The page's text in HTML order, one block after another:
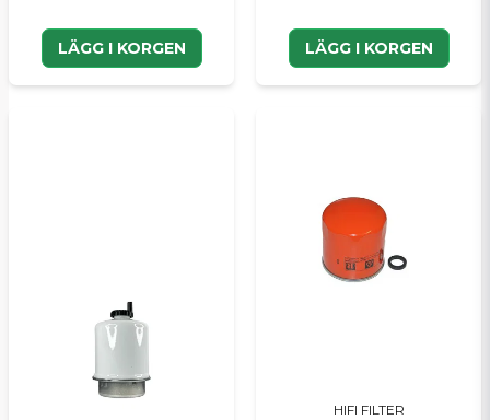
LÄGG I KORGEN LÄGG I KORGEN
HIFI FILTER